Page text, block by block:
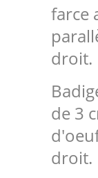
farce
droit.
de 3
droit.